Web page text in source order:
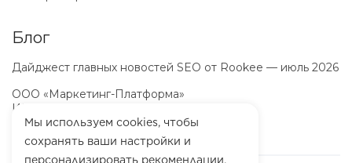
Мы используем cookies, чтобы
сохранять ваши настройки и
персонализировать рекомендации.
Блог
Дайджест главных новостей SEO от Rookee — июль 2026
ООО «Маркетинг-Платформа»
ИНН
ОГРН 1257100003863